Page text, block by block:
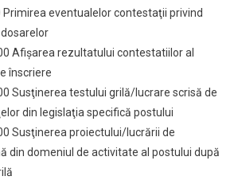
Primirea eventualelor contestaţii privind
Afişarea rezultatului contestatiilor al
înscriere
Susţinerea testului grilă/lucrare scrisă de
din legislaţia specifică postului
Susţinerea proiectului/lucrării de
din domeniul de activitate al postului după